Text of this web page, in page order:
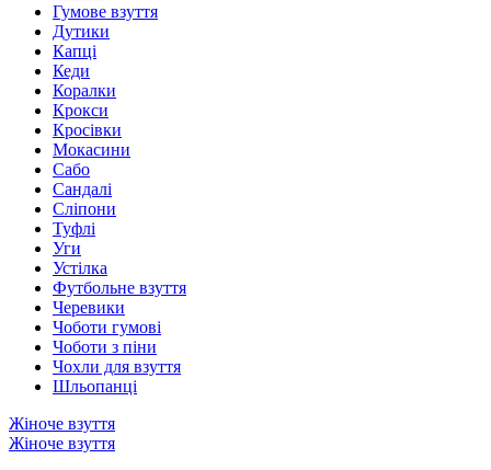
Гумове взуття
Дутики
Капці
Кеди
Коралки
Крокси
Кросівки
Мокасини
Сабо
Сандалі
Сліпони
Туфлі
Уги
Устілка
Футбольне взуття
Черевики
Чоботи гумові
Чоботи з піни
Чохли для взуття
Шльопанці
Жіноче взуття
Жіноче взуття